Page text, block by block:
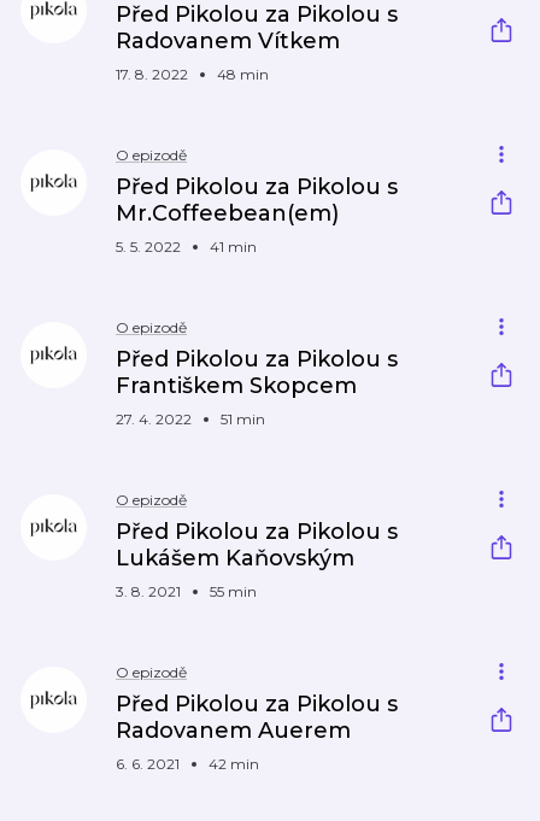
Před Pikolou za Pikolou s
Radovanem Vítkem
17. 8. 2022 48 min
O epizodě
Před Pikolou za Pikolou s
Mr.Coffeebean(em)
5. 5. 2022 41 min
O epizodě
Před Pikolou za Pikolou s
Františkem Skopcem
27. 4. 2022 51 min
O epizodě
Před Pikolou za Pikolou s
Lukášem Kaňovským
3. 8. 2021 55 min
O epizodě
Před Pikolou za Pikolou s
Radovanem Auerem
6. 6. 2021 42 min